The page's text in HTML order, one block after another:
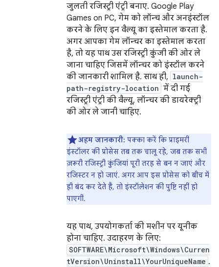
जुलती रजिस्ट्री एंट्री बनाए. Google Play
Games on PC, गेम को लॉन्च और अनइंस्टॉल
करने के लिए इन वैल्यू का इस्तेमाल करता है.
अगर आपका गेम लॉन्चर का इस्तेमाल करता
है, तो यह पाथ उस रजिस्ट्री कुंजी की ओर ले
जाना चाहिए जिसमें लॉन्चर को इंस्टॉल करने
की जानकारी शामिल है. साथ ही, launch-
path-registry-location में दी गई
रजिस्ट्री एंट्री की वैल्यू, लॉन्चर की डायरेक्ट्री
की ओर ले जानी चाहिए.
अहम जानकारी: पक्का करें कि प्राइमरी
इंस्टॉलर की प्रोसेस तब तक चालू रहे, जब तक सभी
ज़रूरी रजिस्ट्री कुंजियां पूरी तरह से बन न जाएं और
रजिस्टर न हो जाएं. अगर आप इस प्रोसेस को बीच में
ही बंद कर देते हैं, तो इंस्टॉलेशन की पुष्टि नहीं हो
पाएगी.
यह पाथ, उपयोगकर्ता की मशीन पर यूनीक
होना चाहिए. उदाहरण के लिए:
SOFTWARE\Microsoft\Windows\Curren
tVersion\Uninstall\YourUniqueName .